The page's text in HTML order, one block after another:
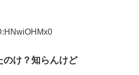
のけ？知らんけど